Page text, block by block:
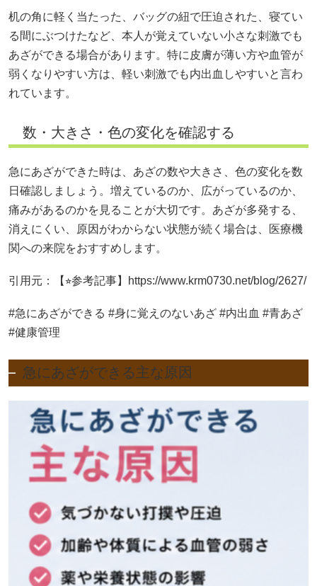
机の角に軽く当たった、バッグの紐で圧迫された、寝てい
る間にぶつけたなど、本人が覚えていない小さな刺激でも
あざができる場合があります。特に皮膚が薄い方や血管が
弱くなりやすい方は、軽い刺激でも内出血しやすいと言わ
れています。
数・大きさ・色の変化を確認する
急にあざができた時は、あざの数や大きさ、色の変化を数
日確認しましょう。増えているのか、広がっているのか、
痛みがあるのかを見ることが大切です。あざが多発する、
消えにくい、原因がわからない状態が続く場合は、医療機
関への来院をおすすめします。
引用元：【⭐︎参考記事】https://www.krm0730.net/blog/2627/
#急にあざができる #身に覚えのないあざ #内出血 #青あざ
#健康管理
急にあざができる主な原因